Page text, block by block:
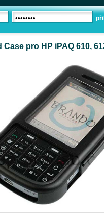
Case pro HP iPAQ 610,